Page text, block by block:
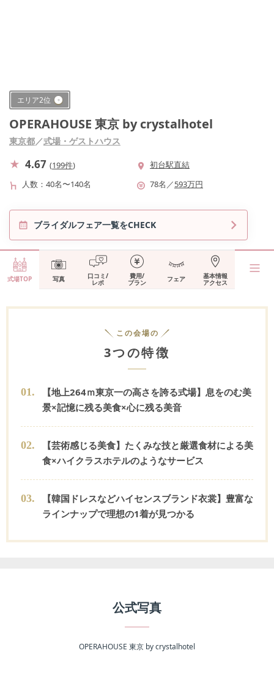
エリア2位
OPERAHOUSE 東京 by crystalhotel
東京都／式場・ゲストハウス
4.67 (199件)
初台駅直結
人数
40名〜140名 78名 ／593万円
ブライダルフェア一覧をCHECK
式場TOP 写真 口コミ/
レポ
費用/
プラン フェア 基本情報
アクセス
この会場の
3つの特徴
01.
【地上264ｍ東京一の高さを誇る式場】息をのむ美
景×記憶に残る美食×心に残る美音
02.
【芸術感じる美食】たくみな技と厳選食材による美
食×ハイクラスホテルのようなサービス
03.
【韓国ドレスなどハイセンスブランド衣裳】豊富な
ラインナップで理想の1着が見つかる
公式写真
OPERAHOUSE 東京 by crystalhotel